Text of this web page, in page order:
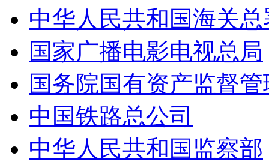
中华人民共和国海关总
国家广播电影电视总局
国务院国有资产监督管
中国铁路总公司
中华人民共和国监察部